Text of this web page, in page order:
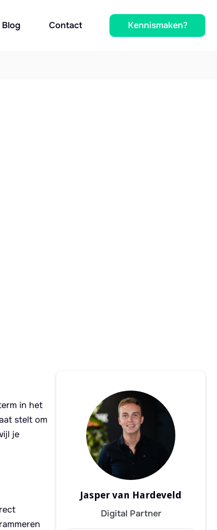
Blog Contact Kennismaken?
in het
stelt om
je
Jasper van Hardeveld
Digital Partner